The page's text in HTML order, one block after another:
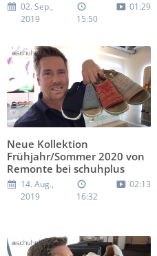
02. Sep.,
2019
15:50
01:29
Neue Kollektion
Frühjahr/Sommer 2020 von
Remonte bei schuhplus
14. Aug.,
2019
16:32
02:13